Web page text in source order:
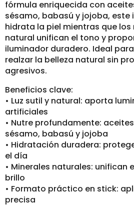
fórmula enriquecida con
sésamo, babasú y jojoba, este
hidrata la piel mientras que los
natural unifican el tono y
iluminador duradero. Ideal
realzar la belleza natural sin
agresivos.
Beneficios clave:
• Luz sutil y natural: aporta
artificiales
• Nutre profundamente:
sésamo, babasú y jojoba
• Hidratación duradera:
el día
• Minerales naturales: unifican
brillo
• Formato práctico en stick:
precisa